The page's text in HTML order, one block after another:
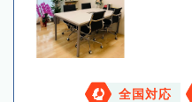
全国対応